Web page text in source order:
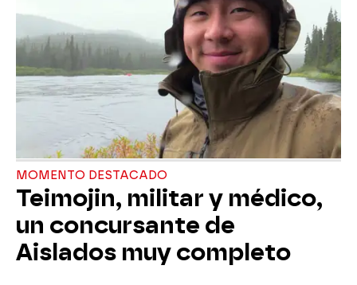
MOMENTO DESTACADO
Teimojin, militar y médico,
un concursante de
Aislados muy completo